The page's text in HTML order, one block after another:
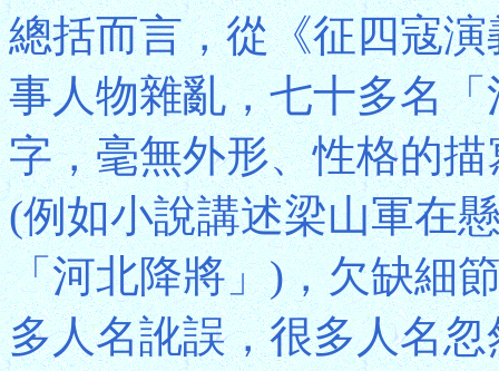
總括而言，從《征四寇
事人物雜亂，七十多名
字，毫無外形、性格的
(例如小說講述梁山軍在
「河北降將」)，欠缺細
多人名訛誤，很多人名